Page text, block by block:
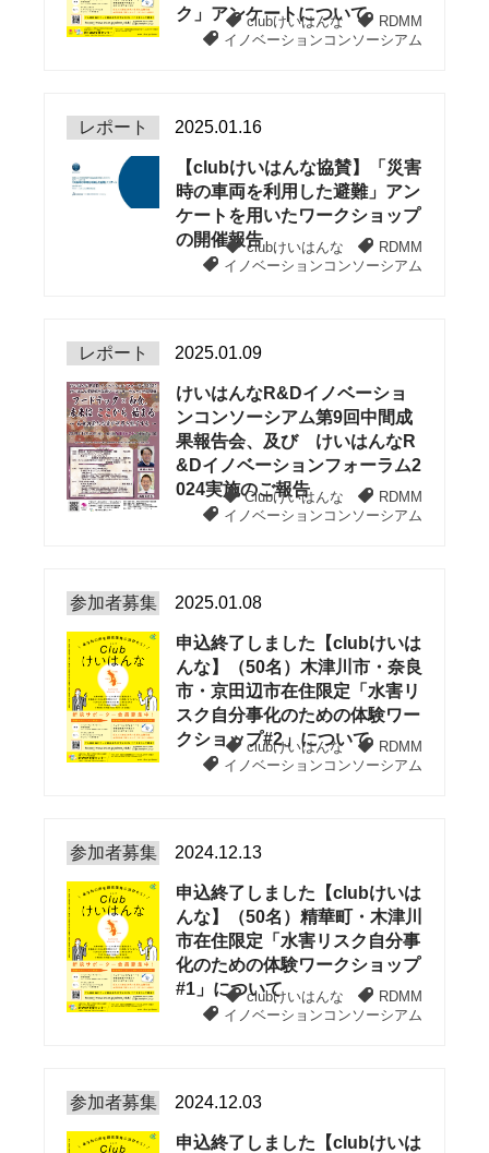
ク」アンケートについて
clubけいはんな
RDMM
イノベーションコンソーシアム
レポート 2025.01.16
【clubけいはんな協賛】「災害
時の車両を利用した避難」アン
ケートを用いたワークショップ
の開催報告clubけいはんな
RDMM
イノベーションコンソーシアム
レポート 2025.01.09
けいはんなR&Dイノベーショ
ンコンソーシアム第9回中間成
果報告会、及び けいはんなR
&Dイノベーションフォーラム2
024実施のご報告
Clubけいはんな
RDMM
イノベーションコンソーシアム
参加者募集 2025.01.08
申込終了しました【clubけいは
んな】（50名）木津川市・奈良
市・京田辺市在住限定「水害リ
スク自分事化のための体験ワー
クショップ#2」について
clubけいはんな
RDMM
イノベーションコンソーシアム
参加者募集 2024.12.13
申込終了しました【clubけいは
んな】（50名）精華町・木津川
市在住限定「水害リスク自分事
化のための体験ワークショップ
#1」についてclubけいはんな
RDMM
イノベーションコンソーシアム
参加者募集 2024.12.03
申込終了しました【clubけいは